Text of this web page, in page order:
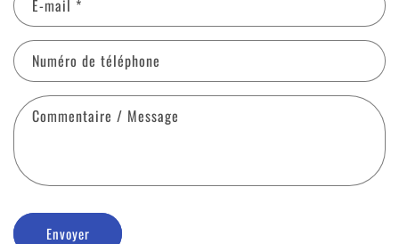
E-mail *
Numéro de téléphone
Commentaire / Message
Envoyer